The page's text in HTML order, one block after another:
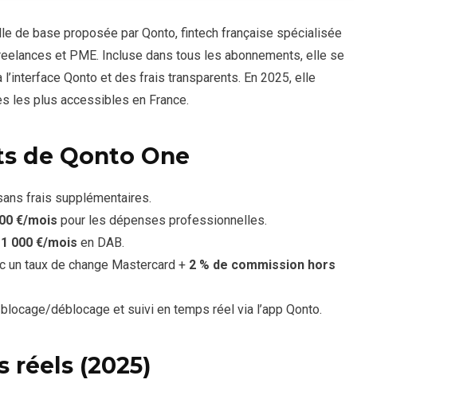
de base proposée par Qonto, fintech française spécialisée
et PME. Incluse dans tous les abonnements, elle se
Qonto et des frais transparents. En 2025, elle
les plus accessibles en France.
de Qonto One
frais supplémentaires.
€/mois pour les dépenses professionnelles.
1 000 €/mois en DAB.
un taux de change Mastercard + 2 % de commission hors
déblocage et suivi en temps réel via l’app Qonto.
réels (2025)